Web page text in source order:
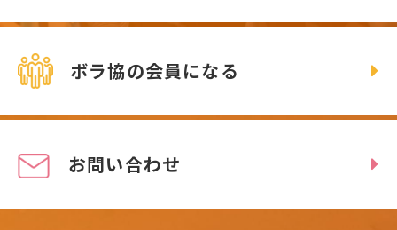
ボラ協の会員になる
お問い合わせ